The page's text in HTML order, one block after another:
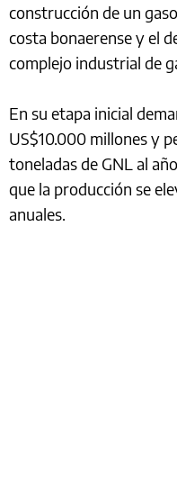
construcción de un
costa bonaerense y el
complejo industrial de
En su etapa inicial
US$10.000 millones y
toneladas de GNL al
que la producción se
anuales.